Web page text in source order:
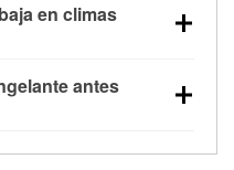
la sal y la nieve
la visibilidad.
en climas
°F que baja la
información sobre
antes